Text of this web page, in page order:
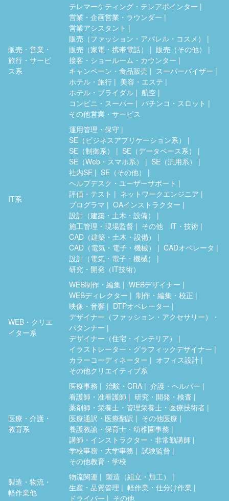
販売・営業・
旅行・サービ
ス系
テレマーケティング・テレアポインター
営業・企画営業・ラウンダー
営業アシスタント
販売（ファッション・アパレル・コスメ）
販売（家電・携帯電話）
販売（その他）
接客・ショールーム・カウンター
キャンペーン・食品販売
スーパーバイザー
ホテル・旅行
美容・エステ
ホテル・ブライダル
航空
コンビニ・スーパー
パチンコ・スロット
その他営業・サービス
IT系
運用管理・保守
SE（ビジネスアプリケーション系）
SE（制御系）
SE（データベース系）
SE（Web・スマホ系）
SE（汎用系）
社内SE
SE（その他）
ヘルプデスク・ユーザーサポート
評価・テスト
ネットワークエンジニア
プログラマ
OAインストラクター
設計（建築・土木・設備）
施工管理・現場監督
その他 IT・技術
CAD（建築・土木・設備）
CAD（電気・電子・機械）
CADオペレータ
設計（電気・電子・機械）
研究・開発（IT技術）
WEB・クリエ
イター系
WEB制作・編集
WEBデザイナー
WEBディレクター
制作・編集・校正
映像・音響
DTPオペレーター
デザイナー（ファッション・アクセサリー）・
パタンナー
デザイナー（住宅・インテリア）
イラストレーター・グラフィックデザイナー
カラーコーディネーター
オフィス設計
その他クリエイティブ系
医療・介護・
教育系
医療事務 治験・CRA
介護・ヘルパー
看護師・准看護師
研究・開発・検査
薬剤師・栄養士・管理栄養士・医療技術者
医療通訳・医療翻訳
その他医療
養護教諭・保育士・幼稚園事務
講師・インストラクター・非常勤講師
学校事務・大学事務
試験監督
その他教育・学校
製造・物流・
軽作業他
物流関連
製造（組立・加工）
生産・品質管理
軽作業・仕分け作業
ドライバー
その他